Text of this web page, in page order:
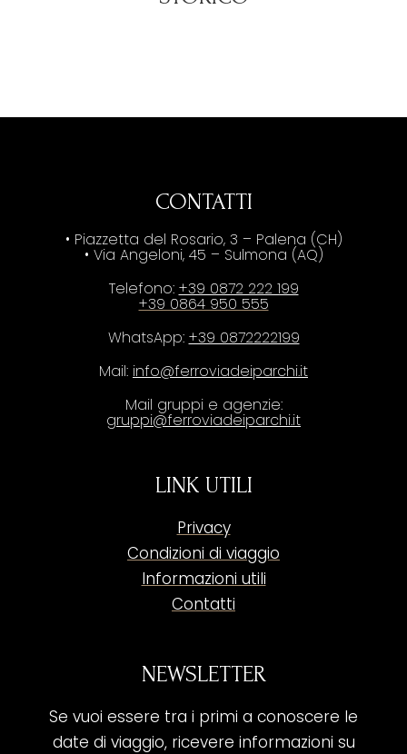
CONTATTI
• Piazzetta del Rosario, 3 – Palena (CH)
• Via Angeloni, 45 – Sulmona (AQ)
Telefono: +39 0872 222 199
+39 0864 950 555
WhatsApp: +39 0872222199
Mail: info@ferroviadeiparchi.it
Mail gruppi e agenzie:
gruppi@ferroviadeiparchi.it
LINK UTILI
Privacy
Condizioni di viaggio
Informazioni utili
Contatti
NEWSLETTER
Se vuoi essere tra i primi a conoscere le
date di viaggio, ricevere informazioni su